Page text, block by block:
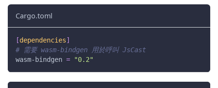
Cargo.toml
[dependencies]
# 需要 wasm-bindgen 用於呼叫 JsCast
wasm-bindgen = "0.2"